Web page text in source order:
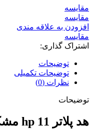
مقايسه
مقایسه
افزودن به علاقه مندی
مقایسه
اشتراک گذاری:
توضیحات
توضیحات تکمیلی
نظرات (0)
توضیحات
هد پلاتر 11 hp مشکی